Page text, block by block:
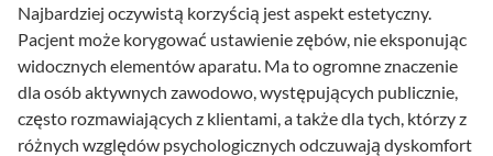
Najbardziej oczywistą korzyścią jest aspekt estetyczny.
Pacjent może korygować ustawienie zębów, nie eksponując
widocznych elementów aparatu. Ma to ogromne znaczenie
dla osób aktywnych zawodowo, występujących publicznie,
często rozmawiających z klientami, a także dla tych, którzy z
różnych względów psychologicznych odczuwają dyskomfort